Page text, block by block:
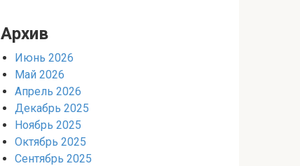
Архив
Июнь 2026
Май 2026
Апрель 2026
Декабрь 2025
Ноябрь 2025
Октябрь 2025
Сентябрь 2025